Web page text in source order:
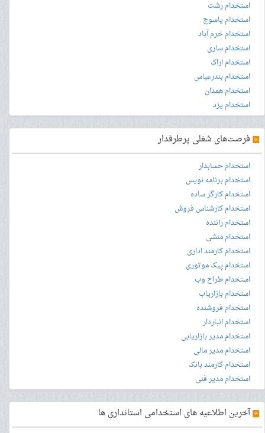
استخدام رشت
استخدام یاسوج
استخدام خرم آباد
استخدام ساری
استخدام اراک
استخدام بندرعباس
استخدام همدان
استخدام یزد
» فرصت‌های شغلی پرطرفدار
استخدام حسابدار
استخدام برنامه نویس
استخدام کارگر ساده
استخدام کارشناس فروش
استخدام راننده
استخدام منشی
استخدام کارمند اداری
استخدام پیک موتوری
استخدام طراح وب
استخدام بازاریاب
استخدام فروشنده
استخدام انباردار
استخدام مدیر بازاریابی
استخدام مدیر مالی
استخدام کارمند بانک
استخدام مدیر فنی
»آخرین اطلاعیه های استخدامی استانداری ها